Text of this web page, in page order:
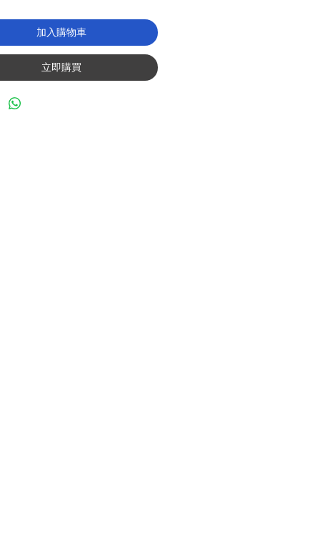
加入購物車
立即購買